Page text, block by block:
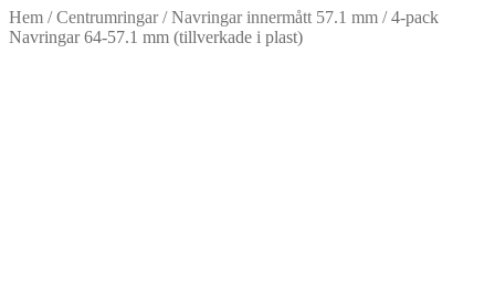
Hem /Centrumringar/Navringar innermått 57.1 mm /4-pack
Navringar 64-57.1 mm (tillverkade i plast)